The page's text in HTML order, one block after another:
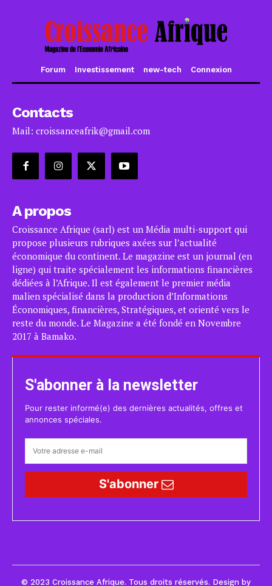
Forum Investissement new-tech Connexion
Contacts
Mail: croissanceafrik@gmail.com
A propos
Croissance Afrique (sarl) est un Média multi-support qui
propose plusieurs rubriques axées sur l’actualité
économique du continent. Le magazine est un journal (en
ligne) qui traite spécialement les informations financières
dédiées à l’Afrique. Il est également le premier média
malien spécialisé dans la production d’Informations
Économiques, financières, Stratégiques, et orienté vers le
reste du monde. Le Magazine a été fondé en Novembre
2017 à Bamako.
S'abonner à la newsletter
Pour rester informé(e) des dernières actualités, offres et
annonces spéciales.
S'abonner
© 2023 Croissance Afrique. Tous droits réservés. Design by